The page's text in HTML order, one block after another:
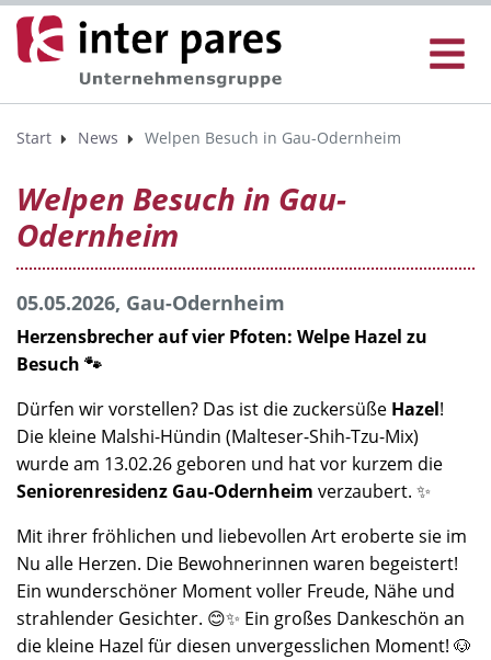
Start News Welpen Besuch in Gau-Odernheim
Welpen Besuch in Gau-
Odernheim
05.05.2026, Gau-Odernheim
Herzensbrecher auf vier Pfoten: Welpe Hazel zu
Besuch 🐾
Dürfen wir vorstellen? Das ist die zuckersüße Hazel!
Die kleine Malshi-Hündin (Malteser-Shih-Tzu-Mix)
wurde am 13.02.26 geboren und hat vor kurzem die
Seniorenresidenz Gau-Odernheim verzaubert. ✨
Mit ihrer fröhlichen und liebevollen Art eroberte sie im
Nu alle Herzen. Die Bewohnerinnen waren begeistert!
Ein wunderschöner Moment voller Freude, Nähe und
strahlender Gesichter. 😊✨ Ein großes Dankeschön an
die kleine Hazel für diesen unvergesslichen Moment! 🐶